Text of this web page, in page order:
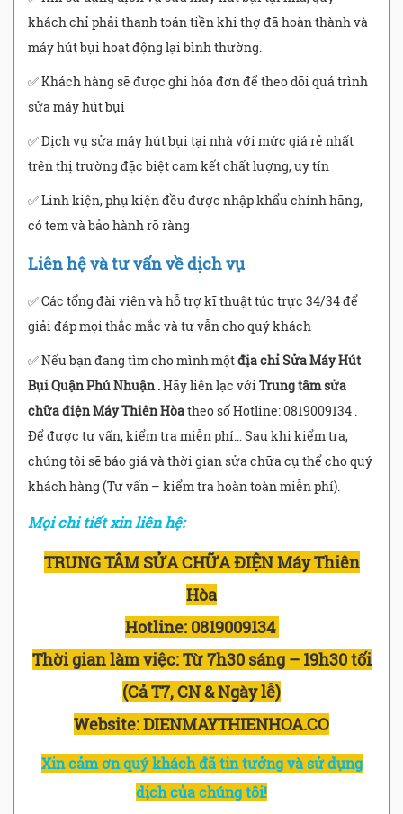
khách chỉ phải thanh toán tiền khi thợ đã hoàn thành và
máy hút bụi hoạt động lại bình thường.
✅ Khách hàng sẽ được ghi hóa đơn để theo dõi quá trình
sửa máy hút bụi
✅ Dịch vụ sửa máy hút bụi tại nhà với mức giá rẻ nhất
trên thị trường đặc biệt cam kết chất lượng, uy tín
✅ Linh kiện, phụ kiện đều được nhập khẩu chính hãng,
có tem và bảo hành rõ ràng
Liên hệ và tư vấn về dịch vụ
✅ Các tổng đài viên và hỗ trợ kĩ thuật túc trực 34/34 để
giải đáp mọi thắc mắc và tư vẫn cho quý khách
✅ Nếu bạn đang tìm cho mình mộtđịa chỉ Sửa Máy Hút
Bụi Quận Phú Nhuận .Hãy liên lạc vớiTrung tâm sửa
chữa điện Máy Thiên Hòatheo số Hotline: 0819009134 .
Để được tư vấn, kiểm tra miễn phí… Sau khi kiểm tra,
chúng tôi sẽ báo giá và thời gian sửa chữa cụ thể cho quý
khách hàng (Tư vấn – kiểm tra hoàn toàn miễn phí).
Mọi chi tiết xin liên hệ:
TRUNG TÂM SỬA CHỮA ĐIỆN Máy Thiên
Hòa
Hotline: 0819009134
Thời gian làm việc:Từ 7h30 sáng – 19h30 tối
(Cả T7, CN & Ngày lễ)
Website: DIENMAYTHIENHOA.CO
Xin cảm ơn quý khách đã tin tưởng và sử dụng
dịch của chúng tôi!